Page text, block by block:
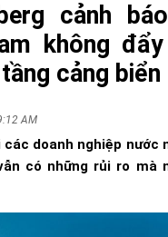
cảnh
không đẩy
cảng biển
AM
các doanh nghiệp nước
có những rủi ro mà